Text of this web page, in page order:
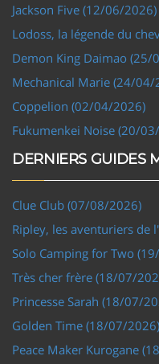
Jackson Five (12/06/2026)
Lodoss, la légende du
Demon King Daimao (25/
Mechanical Marie (24/04/
Coppelion (02/04/2026)
Fukumenkei Noise (20/
DERNIERS GUIDES
Clue Club (07/08/2026)
Ripley, les aventuriers de
Solo Camping for Two
Très cher frère (18/07/
Princesse Sarah (18/07/
Golden Time (18/07/2026)
Peace Maker Kurogane